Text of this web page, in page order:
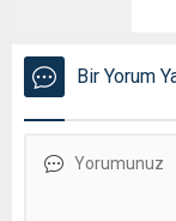
Bir Yorum